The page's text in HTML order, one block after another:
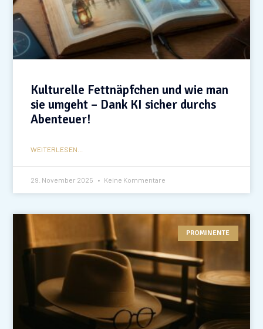
Kulturelle Fettnäpfchen und wie man
sie umgeht – Dank KI sicher durchs
Abenteuer!
WEITERLESEN...
29. November 2025 Keine Kommentare
PROMINENTE